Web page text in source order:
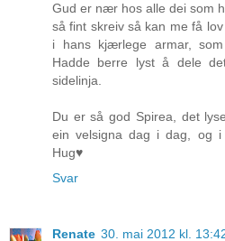
Gud er nær hos alle dei som
så fint skreiv så kan me få
i hans kjærlege armar,
Hadde berre lyst å dele
sidelinja.
Du er så god Spirea, det
ein velsigna dag i dag, og i
Hug♥
Svar
Renate 30. mai 2012 kl.